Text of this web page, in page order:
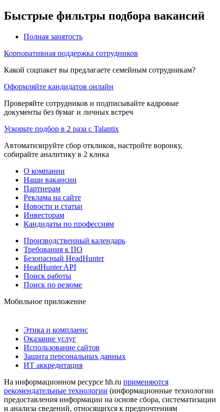
Быстрые фильтры подбора вакансий
Полная занятость
Корпоративная поддержка сотрудников
Какой соцпакет вы предлагаете семейным сотрудникам?
Оформляйте кандидатов онлайн
Проверяйте сотрудников и подписывайте кадровые
документы без бумаг и личных встреч
Ускорьте подбор в 2 раза с Talantix
Автоматизируйте сбор откликов, настройте воронку,
собирайте аналитику в 2 клика
О компании
Наши вакансии
Партнерам
Реклама на сайте
Новости и статьи
Инвесторам
Кандидаты по профессиям
Производственный календарь
Требования к ПО
Безопасный HeadHunter
HeadHunter API
Поиск работы
Поиск по резюме
Мобильное приложение
Этика и комплаенс
Оказание услуг
Использование сайтов
Защита персональных данных
ИТ аккредитация
На информационном ресурсе hh.ru применяются
рекомендательные технологии (информационные технологии
предоставления информации на основе сбора, систематизации
и анализа сведений, относящихся к предпочтениям